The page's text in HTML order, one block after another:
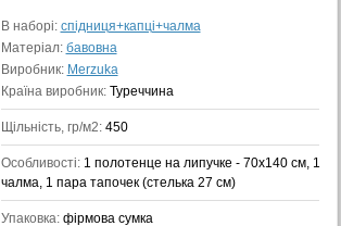
В наборі: спідниця+капці+чалма
Матеріал: бавовна
Виробник: Merzuka
Країна виробник: Туреччина
Щільність, гр/м2: 450
Особливості: 1 полотенце на липучке - 70x140 см, 1
чалма, 1 пара тапочек (стелька 27 см)
Упаковка: фірмова сумка